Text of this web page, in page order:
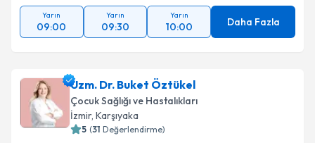
Yarın
09:00
Yarın
09:30
Yarın
10:00 Daha Fazla
Uzm. Dr. Buket Öztükel
Çocuk Sağlığı ve Hastalıkları
İzmir, Karşıyaka
5 (31 Değerlendirme)